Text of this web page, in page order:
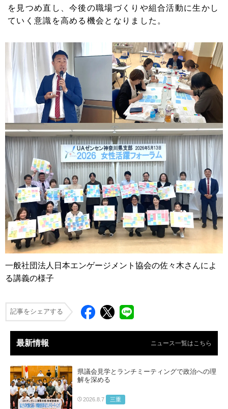
を見つめ直し、今後の職場づくりや組合活動に生かし
ていく意識を高める機会となりました。
一般社団法人日本エンゲージメント協会の佐々木さんによ
る講義の様子
記事をシェアする
最新情報 ニュース一覧はこちら
県議会見学とランチミーティングで政治への理
解を深める
2026.8.7 三重